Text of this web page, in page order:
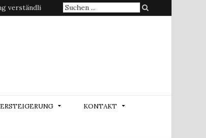
verständlich erklärtSuche
KONTAKT